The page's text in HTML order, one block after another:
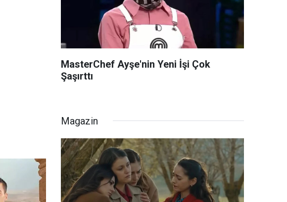
MasterChef Ayşe'nin Yeni İşi Çok
Şaşırttı
Magazin